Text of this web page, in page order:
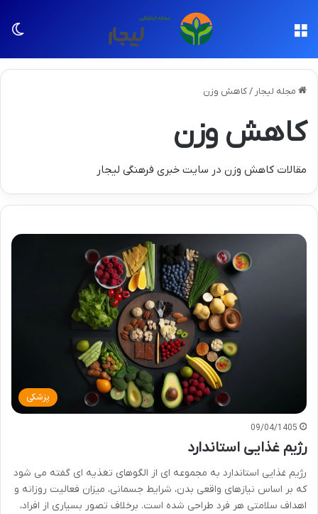
مجله لیجار /کاهش وزن
کاهش وزن
مقالات کاهش وزن در سایت خبری فرهنگی لیجار
پزشکی
09/04/1405
رژیم غذایی استاندارد
رژیم غذایی استاندارد به مجموعه ای از الگوهای تغذیه ای گفته می شود
که بر اساس نیازهای واقعی بدن، شرایط جسمانی، میزان فعالیت روزانه و
اهداف سلامتی هر فرد طراحی شده است. برخلاف تصور بسیاری از افراد،